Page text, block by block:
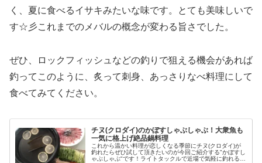
く、夏に食べるイサキみたいな味です。とても美味しいで
す☆彡これまでのメバルの概念が変わる旨さでした。
ぜひ、ロックフィッシュなどの釣りで狙える機会があれば
釣ってこのように、炙って刺身、あっさりなべ料理にして
食べてみてください。
チヌ(クロダイ)のかぼすしゃぶしゃぶ！大衆魚も
一気に格上げ絶品鍋料理
これから温かい料理が恋しくなる季節にチヌ(クロダイ)が
釣れたらぜひ試して頂きたいのが今回ご紹介する"かぼすし
ゃぶしゃぶ"です！ライトタックルで近場で気軽に釣れるチ